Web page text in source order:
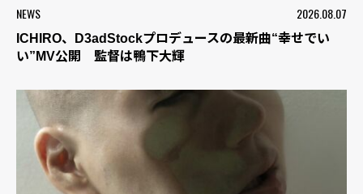
NEWS 2026.08.07
ICHIRO、D3adStockプロデュースの最新曲“幸せでい
い”MV公開 監督は鴨下大輝